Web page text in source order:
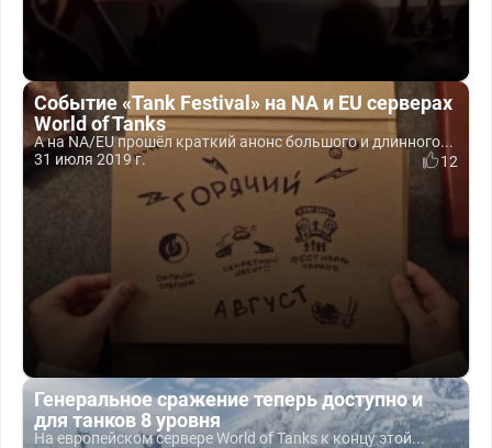
Событие «Tank Festival» на NA и EU серверах
World of Tanks
А на NA/EU прошёл краткий анонс большого и длинного...
31 июля 2019 г.
12
Генеральное сражение теперь доступно и
для танков 8 уровня
На европейском сервере World of Tanks к концу этой...